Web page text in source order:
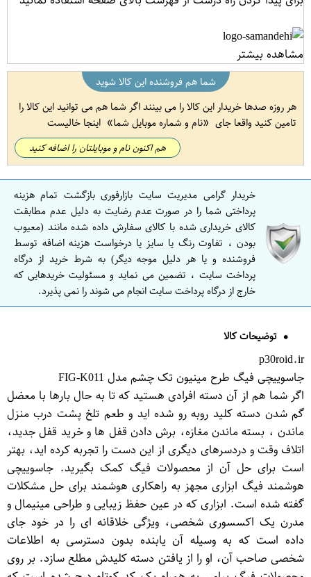
مشاهده بیشتر
شما هم فروشنده این کالا شوید
هر روزه صدها خریدار این کالا را می بینند اگر شما هم می توانید این کالا را
تامین کنید واقعا جای
نام و شماره موبایل شما اینجا خالیست
هم اکنون نام و موبایلتان را اضافه کنید
خریدار گرامی مدیریت سایت بازارفوری بازگشت تمام هزینه
پرداختی شما را در صورت عدم رضایت به دلیل عدم مطابقت
کالای خریداری شده با کالای سفارش داده شده مانند (معیوب
بودن ، تفاوت رنگ یا سایز یا درخواست هزینه اضافه توسط
فروشنده و یا هر دلیل موجه دیگر) به شرط خرید از درگاه
پرداخت سایت ، تضمین می نماید و مسئولیت خریدهایی که
خارج از درگاه پرداخت سایت انجام می شوند را نمی پذیرد.
توضیحات کالا
p30roid.ir
جاسوییچی فیگ طرح مینیون تک چشم مدل FIG-K011
اگر شما هم از آن دسته افرادی هستید که تا به حال بارها با معضل
گم شدن دسته کلید روبه رو شده اید و طعم تلخ پشت درب منزل
ماندن ، بسته ماندن مغازه، برش دادن قفل ها و خرید قفل جدید،
اتلاف وقت و دردسرهای دیگری از این دست را تجربه کرده اید، بهتر
است برای حل آن از محصولات فیگ کمک بگیرید. جاسوییچی
هوشمند فیگ ابزاری مجهز به راهکاری هوشمند برای حل مشکلات
گفته شده است. ابزاری که در عین حفظ زیبایی و طراحی مینیمال و
مدرن یک اکسسوری شخصی، ویژگی خلاقانه ای را در خود جای
داده است که به وسیله آن یابنده بدون دسترسی به اطلاعات
شخصی صاحب آن، او را از یافتن دسته کلیدش مطلع سازد. بر روی